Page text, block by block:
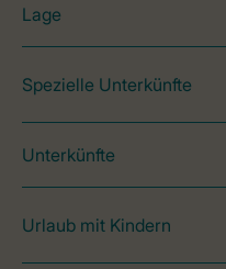
Lage
Spezielle Unterkünfte
Unterkünfte
Urlaub mit Kindern